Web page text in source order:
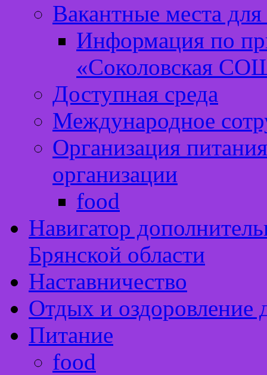
Вакантные места
Информация по
«Соколовская
Доступная среда
Международное
Организация
организации
food
Навигатор
Брянской области
Наставничество
Отдых и оздоровление
Питание
food